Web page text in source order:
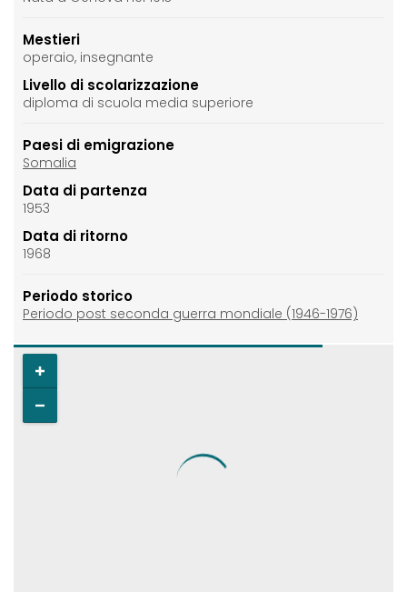
Mestieri
operaio, insegnante
Livello di scolarizzazione
diploma di scuola media superiore
Paesi di emigrazione
Somalia
Data di partenza
1953
Data di ritorno
1968
Periodo storico
Periodo post seconda guerra mondiale (1946-1976)